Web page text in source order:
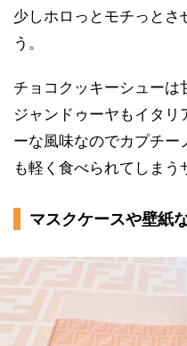
少しホロっとモチっとさ
う。
チョコクッキーシューは
ジャンドゥーヤもイタリ
ーな風味なのでカプチ
も軽く食べられてしまう
マスクケースや壁紙